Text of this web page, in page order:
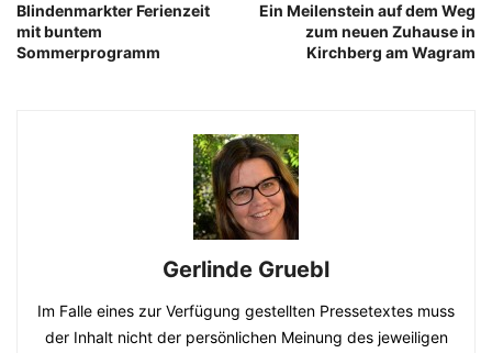
Blindenmarkter Ferienzeit
mit buntem
Sommerprogramm
Ein Meilenstein auf dem Weg
zum neuen Zuhause in
Kirchberg am Wagram
Gerlinde Gruebl
Im Falle eines zur Verfügung gestellten Pressetextes muss
der Inhalt nicht der persönlichen Meinung des jeweiligen